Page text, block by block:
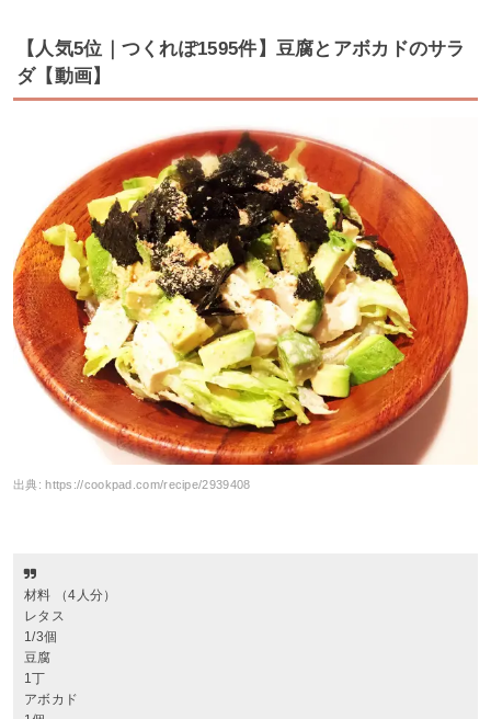
【人気5位｜つくれぽ1595件】豆腐とアボカドのサラ
ダ【動画】
出典:https://cookpad.com/recipe/2939408
材料 （4人分）
レタス
1/3個
豆腐
1丁
アボカド